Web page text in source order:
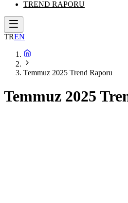
TREND RAPORU
TREN
Temmuz 2025 Trend Raporu
Temmuz 2025